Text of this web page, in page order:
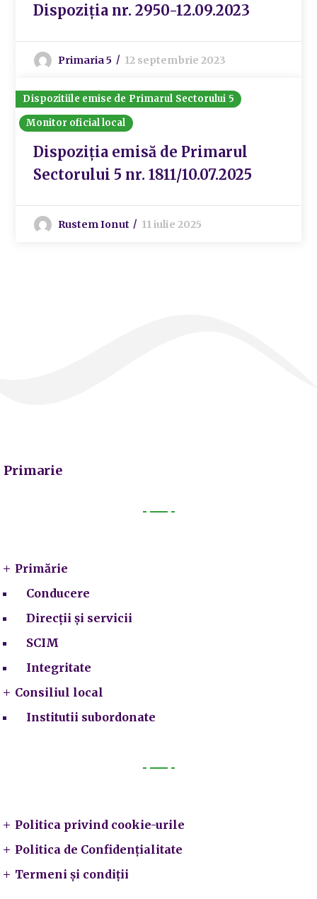
Dispoziția nr. 2950-12.09.2023
Primaria 5 12 septembrie 2023
Dispozitiile emise de Primarul Sectorului 5
Monitor oficial local
Dispoziția emisă de Primarul
Sectorului 5 nr. 1811/10.07.2025
Rustem Ionut 11 iulie 2025
Primarie
Primărie
Conducere
Direcții și servicii
SCIM
Integritate
Consiliul local
Institutii subordonate
Politica privind cookie-urile
Politica de Confidențialitate
Termeni și condiții